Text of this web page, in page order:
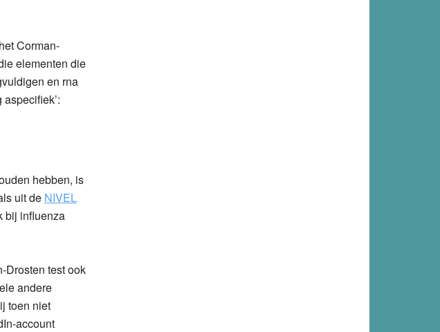
Corman-
elementen die
en rna
hebben, is
uit de NIVEL
bij influenza
Drosten test ook
andere
toen niet
account